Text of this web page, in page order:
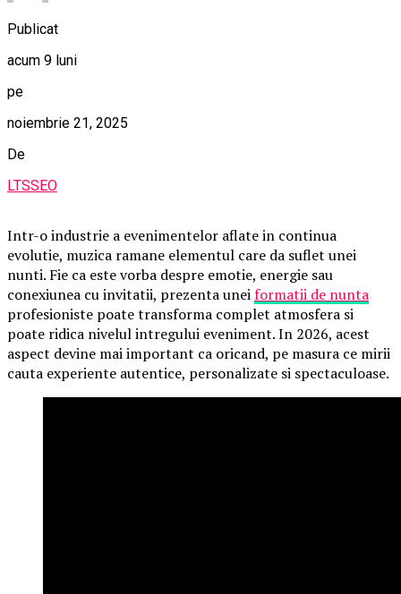
Publicat
acum 9 luni
pe
noiembrie 21, 2025
De
LTSSEO
Intr-o industrie a evenimentelor aflate in continua
evolutie, muzica ramane elementul care da suflet unei
nunti. Fie ca este vorba despre emotie, energie sau
conexiunea cu invitatii, prezenta uneiformatii de nunta
profesioniste poate transforma complet atmosfera si
poate ridica nivelul intregului eveniment. In 2026, acest
aspect devine mai important ca oricand, pe masura ce mirii
cauta experiente autentice, personalizate si spectaculoase.